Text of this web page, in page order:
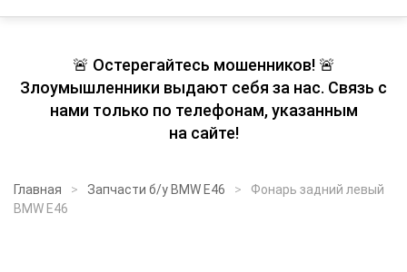
🚨 Остерегайтесь мошенников! 🚨
Злоумышленники выдают себя за нас. Связь с
нами только по телефонам, указанным
на сайте!
Главная Запчасти б/у BMW E46
Фонарь задний левый
BMW E46